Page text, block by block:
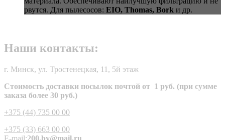
рвутся. Для пылесосов: EIO, Thomas, Bork и др.
Наши контакты:
г. Минск, ул. Тростенецкая, 11, 5й этаж
Стоимость доставки посылок почтой от 1 руб. (при сумме
заказа более 30 руб.)
+375 (44) 735 00 00
+375 (33) 663 00 00